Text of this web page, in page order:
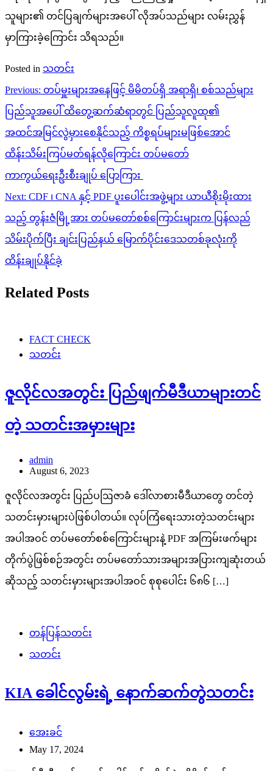
သူများ၏ တင်ပြချက်များအပေါ် လိုအပ်သည်များ လမ်းညွှန်
မှာကြားခဲ့ကြောင်း သိရသည်။
Posted in သတင်း
Post
navigation
Previous: တပ်မှူးများအနေဖြင့် မိမိတပ်ရှိ အရာရှိ၊ စစ်သည်များ
ပြည်သူအပေါ် ထိတွေ့ဆက်ဆံရာတွင် ပြည်သူလူထု၏
အထင်အမြင်လွဲမှားစေနိုင်သည့် ကိစ္စရပ်များမဖြစ်အောင်
ထိန်းသိမ်းကြပ်မတ်ရန်လိုကြောင်း တပ်မတော်
ကာကွယ်ရေးဦးစီးချုပ်​ ပြောကြား
Next: CDF ၊ CNA နှင့် PDF ပူးပေါင်းအဖွဲ့များ ယာယီစိုးမိုးထား
သည့် တွန်းဇံမြို့အား တပ်မတော်စစ်ကြောင်းများက ပြန်လည်
သိမ်းပိုက်ပြီး ချင်းပြည်နယ် မြောက်ပိုင်းဒေသတစ်ခုလုံးကို
ထိန်းချုပ်နိုင်ခဲ့
Related Posts
FACT CHECK
သတင်း
ဇူလိုင်လအတွင်း ပြည်ဖျက်မီဒီယာများတင်
တဲ့ သတင်းအမှားများ
admin
August 6, 2023
ဇူလိုင်လအတွင်း ပြည်ပဩဇာခံ ဒေါ်လာစားမီဒီယာတွေ တင်တဲ့
သတင်းမှားများပဲဖြစ်ပါတယ်။ လုပ်ကြံရေးသားတဲ့သတင်းများ
အပါအဝင် တပ်မတော်စစ်ကြောင်းများနဲ့ PDF အကြမ်းဖက်များ
တိုက်ပွဲဖြစ်စဉ်အတွင်း တပ်မတော်သားအများအပြားကျဆုံးတယ်
ဆိုသည့် သတင်းမှားများအပါအဝင် စုစုပေါင်း ၆၈၆ […]
တန်ပြန်သတင်း
သတင်း
KIA ခေါင်လွမ်းရဲ့ နောက်ဆက်တွဲသတင်း
အေးခင်
May 17, 2024